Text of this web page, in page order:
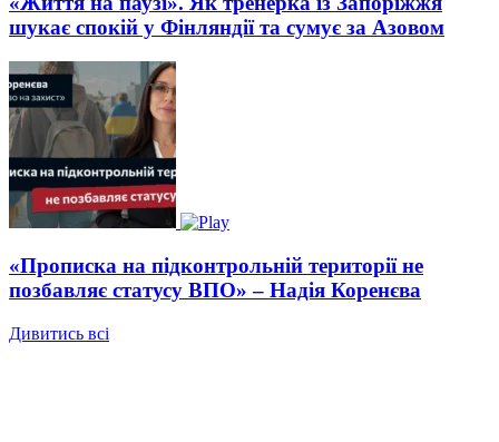
шукає спокій у Фінляндії та сумує за Азовом
«Прописка на підконтрольній території не
позбавляє статусу ВПО» – Надія Коренєва
Дивитись всі